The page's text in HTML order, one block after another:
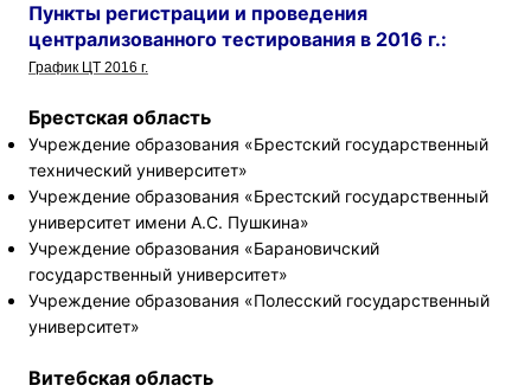
Пункты регистрации и проведения
централизованного тестирования в 2016 г.:
График ЦТ 2016 г.
Брестская область
Учреждение образования «Брестский государственный
технический университет»
Учреждение образования «Брестский государственный
университет имени А.С. Пушкина»
Учреждение образования «Барановичский
государственный университет»
Учреждение образования «Полесский государственный
университет»
Витебская область